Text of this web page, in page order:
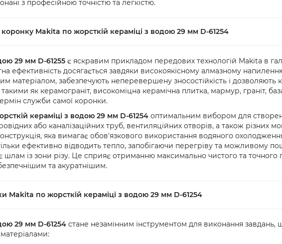
перевірити товар
з професійною точністю та легкістю.
Makita по жорсткій кераміці з водою 29 мм D-61254
29 мм D-61255 є яскравим прикладом передових технологій Makita в
ефективність досягається завдяки високоякісному алмазному
матеріалом, забезпечують неперевершену зносостійкість і дозволяють
як керамограніт, високоміцна керамічна плитка, мармур, граніт,
служби самої коронки.
кераміці з водою 29 мм D-61254 оптимальним вибором для
або каналізаційних труб, вентиляційних отворів, а також різних
яка вимагає обов'язкового використання водяного
ефективно відводить тепло, запобігаючи перегріву та можливому
із зони різу. Це сприяє отриманню максимально чистого та точного
та акуратнішим.
Makita по жорсткій кераміці з водою 29 мм D-61254
29 мм D-61254 стане незамінним інструментом для виконання завдань,